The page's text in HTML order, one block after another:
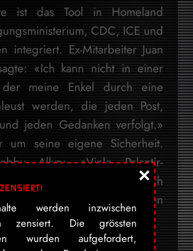
ist das Tool in Homeland
CDC, ICE und
integriert. Ex-Mitarbeiter Juan
«Ich kann nicht in einer
meine Enkel durch eine
werden, die jeden Post,
jeden Gedanken verfolgt.»
um seine eigene Sicherheit.
Allyn: «Viele Palantir-
warnen, aber sie sind durch
zum Schweigen
werden inzwischen
zensiert. Die grössten
wurden aufgefordert,
×